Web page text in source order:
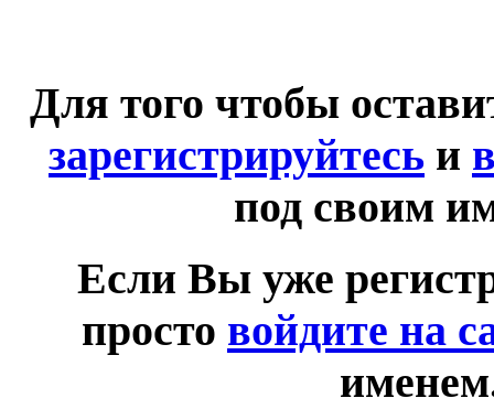
Для того чтобы
зарегистрируйтесь и
под своим
Если Вы уже
просто войдите на